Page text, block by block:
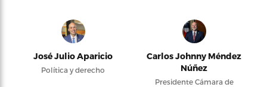
José Julio Aparicio
Política y derecho
Carlos Johnny Méndez
Núñez
Presidente Cámara de